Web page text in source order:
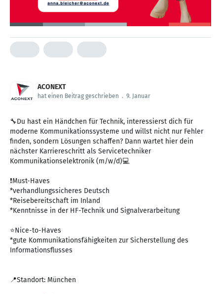
ACONEXT
hat einen Beitrag geschrieben . 9. Januar
🔧Du hast ein Händchen für Technik, interessierst dich für
moderne Kommunikationssysteme und willst nicht nur Fehler
finden, sondern Lösungen schaffen? Dann wartet hier dein
nächster Karriereschritt als Servicetechniker
Kommunikationselektronik (m/w/d)💻
❗Must-Haves
*verhandlungssicheres Deutsch
*Reisebereitschaft im Inland
*Kenntnisse in der HF-Technik und Signalverarbeitung
⭐Nice-to-Haves
*gute Kommunikationsfähigkeiten zur Sicherstellung des
Informationsflusses
📍Standort: München